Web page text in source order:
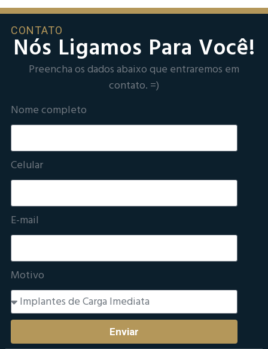
CONTATO
Nós Ligamos Para Você!
Preencha os dados abaixo que entraremos em
contato. =)
Nome completo
Celular
E-mail
Motivo
Enviar